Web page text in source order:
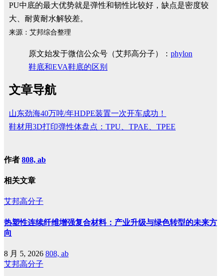
PU中底的最大优势就是弹性和韧性比较好，缺点是密度较
大、耐黄耐水解较差。
来源：艾邦综合整理
原文始发于微信公众号（艾邦高分子）： phylon
鞋底和EVA鞋底的区别
文章导航
山东劲海40万吨/年HDPE装置一次开车成功！
鞋材用3D打印弹性体盘点：TPU、TPAE、TPEE
作者 808, ab
相关文章
艾邦高分子
热塑性连续纤维增强复合材料：产业升级与绿色转型的未来方
向
8 月 5, 2026 808, ab
艾邦高分子